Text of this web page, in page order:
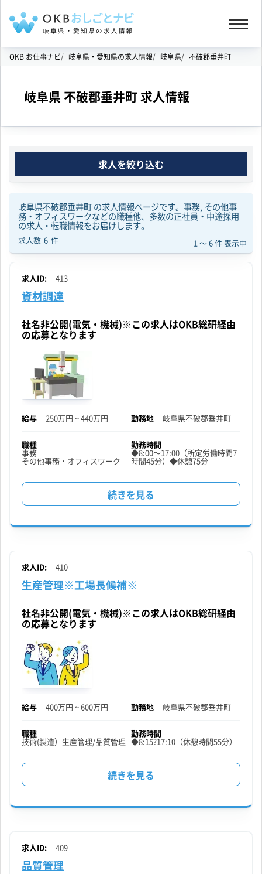
OKB お仕事ナビ 岐阜県・愛知県の求人情報 岐阜県 不破郡垂井町
岐阜県 不破郡垂井町 求人情報
求人を絞り込む
岐阜県不破郡垂井町 の求人情報ページです。事務, その他事
務・オフィスワークなどの職種他、多数の正社員・中途採用
の求人・転職情報をお届けします。
求人数 6 件 1 ～ 6件 表示中
求人ID: 413
資材調達
社名非公開(電気・機械)※この求人はOKB総研経由
の応募となります
給与 250万円 ~ 440万円 勤務地 岐阜県不破郡垂井町
職種
事務
その他事務・オフィスワーク
勤務時間
◆8:00～17:00（所定労働時間7
時間45分）◆休憩75分
資
の
続きを見る
求人ID: 410
生産管理※工場長候補※
社名非公開(電気・機械)※この求人はOKB総研経由
の応募となります
給与 400万円 ~ 600万円 勤務地 岐阜県不破郡垂井町
職種
技術(製造） 生産管理/品質管理
勤務時間
◆8:15?17:10（休憩時間55分）
生
続きを見る
求人ID: 409
品質管理